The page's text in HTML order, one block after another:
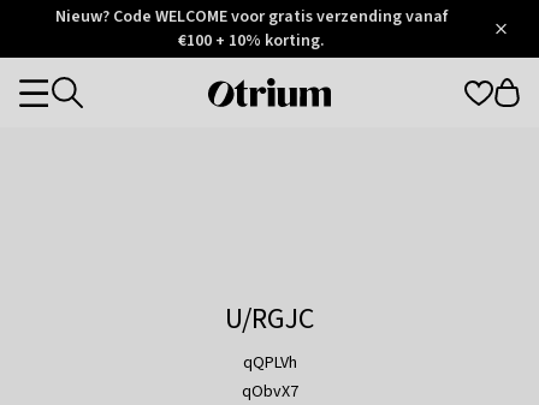
Otrium
Trustpilot
Nieuw? Code WELCOME voor gratis verzending vanaf
€100 + 10% korting.
Otrium
Categories
U/RGJC
qQPLVh
qObvX7